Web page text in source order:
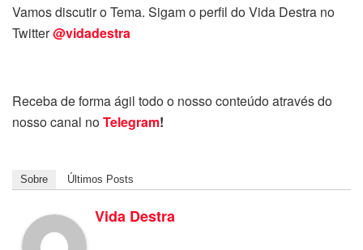
Vamos discutir o Tema. Sigam o perfil do Vida Destra no
Twitter@vidadestra
Receba de forma ágil todo o nosso conteúdo através do
nosso canal noTelegram!
Sobre Últimos Posts
Vida Destra